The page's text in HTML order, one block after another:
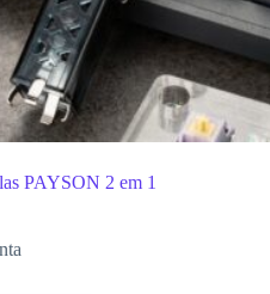
PAYSON 2 em 1